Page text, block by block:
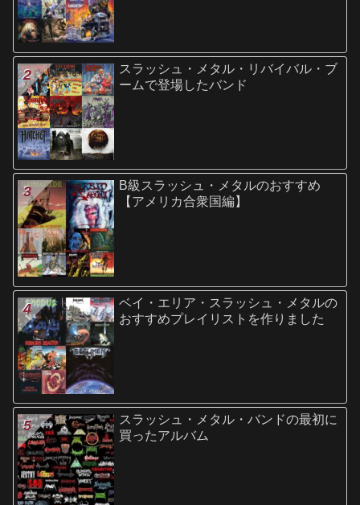
スラッシュ・メタル・リバイバル・ブ
ームで登場したバンド
B級スラッシュ・メタルのおすすめ
【アメリカ合衆国編】
ベイ・エリア・スラッシュ・メタルの
おすすめプレイリストを作りました
スラッシュ・メタル・バンドの最初に
買ったアルバム